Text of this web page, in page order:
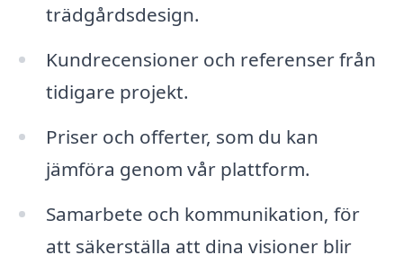
trädgårdsdesign.
Kundrecensioner och referenser från
tidigare projekt.
Priser och offerter, som du kan
jämföra genom vår plattform.
Samarbete och kommunikation, för
att säkerställa att dina visioner blir